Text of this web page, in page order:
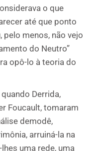
o que
até que ponto
pelo menos, não vejo
do Neutro”
opô-lo à teoria do
Derrida,
Foucault, tomaram
demodê,
arruiná-la na
uma rede, uma